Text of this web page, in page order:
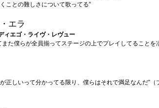
ことの難しさについて歌ってる”
エラ
ィエゴ・ライヴ・レヴュー
た僕らが全員揃ってステージの上でプレイしてることを
正しいって分かってる限り、僕らはそれで満足なんだ”（